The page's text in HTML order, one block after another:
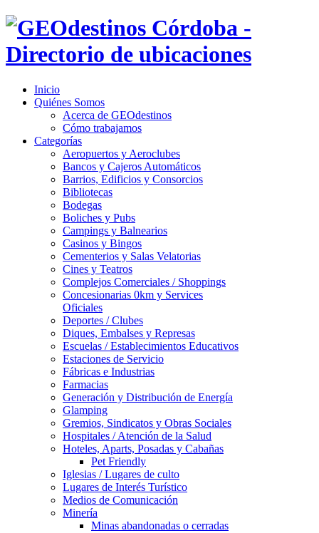
Inicio
Quiénes Somos
Acerca de GEOdestinos
Cómo trabajamos
Categorías
Aeropuertos y Aeroclubes
Bancos y Cajeros Automáticos
Barrios, Edificios y Consorcios
Bibliotecas
Bodegas
Boliches y Pubs
Campings y Balnearios
Casinos y Bingos
Cementerios y Salas Velatorias
Cines y Teatros
Complejos Comerciales / Shoppings
Concesionarias 0km y Services
Oficiales
Deportes / Clubes
Diques, Embalses y Represas
Escuelas / Establecimientos Educativos
Estaciones de Servicio
Fábricas e Industrias
Farmacias
Generación y Distribución de Energía
Glamping
Gremios, Sindicatos y Obras Sociales
Hospitales / Atención de la Salud
Hoteles, Aparts, Posadas y Cabañas
Pet Friendly
Iglesias / Lugares de culto
Lugares de Interés Turístico
Medios de Comunicación
Minería
Minas abandonadas o cerradas